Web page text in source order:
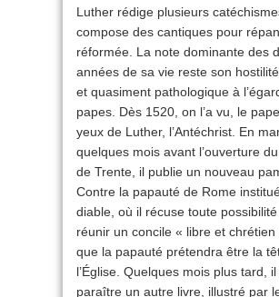
Luther rédige plusieurs
compose des cantiques pour
réformée. La note dominante des
années de sa vie reste son
et quasiment pathologique à
papes. Dès 1520, on l’a vu, le
yeux de Luther, l’Antéchrist. En
quelques mois avant l’ouverture
de Trente, il publie un nouveau
Contre la papauté de Rome
diable, où il récuse toute
réunir un concile « libre et chrétien
que la papauté prétendra être la
l’Église. Quelques mois plus tard,
paraître un autre livre, illustré par